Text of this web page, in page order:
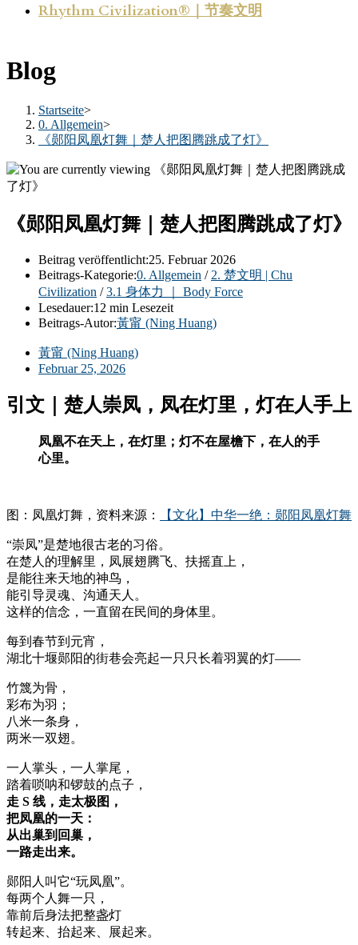
Rhythm Civilization®｜节奏文明
Blog
Startseite>
0. Allgemein>
《郧阳凤凰灯舞｜楚人把图腾跳成了灯》
《郧阳凤凰灯舞｜楚人把图腾跳成了灯》
Beitrag veröffentlicht:25. Februar 2026
Beitrags-Kategorie:0. Allgemein / 2. 楚文明 | Chu
Civilization / 3.1 身体力 ｜ Body Force
Lesedauer:12 min Lesezeit
Beitrags-Autor:黃甯 (Ning Huang)
黃甯 (Ning Huang)
Februar 25, 2026
引文｜楚人崇凤，凤在灯里，灯在人手上
凤凰不在天上，在灯里；灯不在屋檐下，在人的手
心里。
图：凤凰灯舞，资料来源： 【文化】中华一绝：郧阳凤凰灯舞
“崇凤”是楚地很古老的习俗。
在楚人的理解里，凤展翅腾飞、扶摇直上，
是能往来天地的神鸟，
能引导灵魂、沟通天人。
这样的信念，一直留在民间的身体里。
每到春节到元宵，
湖北十堰郧阳的街巷会亮起一只只长着羽翼的灯——
竹篾为骨，
彩布为羽；
八米一条身，
两米一双翅。
一人掌头，一人掌尾，
踏着唢呐和锣鼓的点子，
走 S 线，走太极图，
把凤凰的一天：
从出巢到回巢，
一路走出来。
郧阳人叫它“玩凤凰”。
每两个人舞一只，
靠前后身法把整盏灯
转起来、抬起来、展起来。